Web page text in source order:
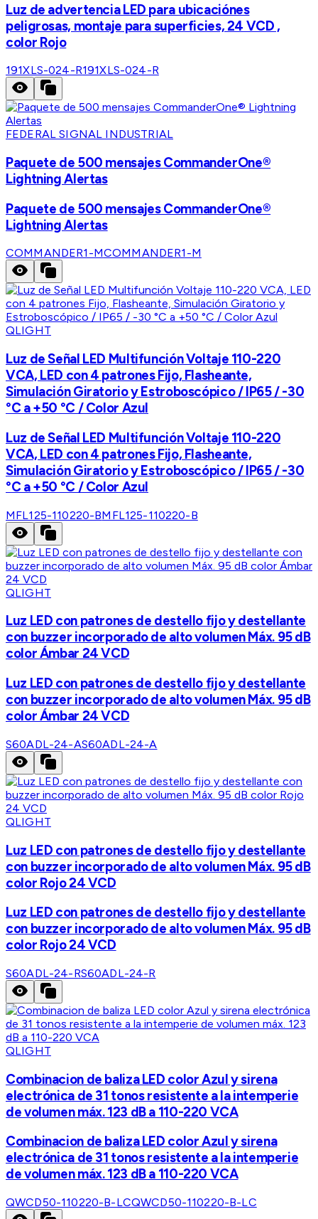
Luz de advertencia LED para ubicaciónes
peligrosas, montaje para superficies, 24 VCD ,
color Rojo
191XLS-024-R191XLS-024-R
FEDERAL SIGNAL INDUSTRIAL
Paquete de 500 mensajes CommanderOne®
Lightning Alertas
Paquete de 500 mensajes CommanderOne®
Lightning Alertas
COMMANDER1-MCOMMANDER1-M
QLIGHT
Luz de Señal LED Multifunción Voltaje 110-220
VCA, LED con 4 patrones Fijo, Flasheante,
Simulación Giratorio y Estroboscópico / IP65 / -30
°C a +50 °C / Color Azul
Luz de Señal LED Multifunción Voltaje 110-220
VCA, LED con 4 patrones Fijo, Flasheante,
Simulación Giratorio y Estroboscópico / IP65 / -30
°C a +50 °C / Color Azul
MFL125-110220-BMFL125-110220-B
QLIGHT
Luz LED con patrones de destello fijo y destellante
con buzzer incorporado de alto volumen Máx. 95 dB
color Ámbar 24 VCD
Luz LED con patrones de destello fijo y destellante
con buzzer incorporado de alto volumen Máx. 95 dB
color Ámbar 24 VCD
S60ADL-24-AS60ADL-24-A
QLIGHT
Luz LED con patrones de destello fijo y destellante
con buzzer incorporado de alto volumen Máx. 95 dB
color Rojo 24 VCD
Luz LED con patrones de destello fijo y destellante
con buzzer incorporado de alto volumen Máx. 95 dB
color Rojo 24 VCD
S60ADL-24-RS60ADL-24-R
QLIGHT
Combinacion de baliza LED color Azul y sirena
electrónica de 31 tonos resistente a la intemperie
de volumen máx. 123 dB a 110-220 VCA
Combinacion de baliza LED color Azul y sirena
electrónica de 31 tonos resistente a la intemperie
de volumen máx. 123 dB a 110-220 VCA
QWCD50-110220-B-LCQWCD50-110220-B-LC